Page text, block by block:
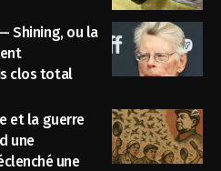
Shining, ou la
clos total
et la guerre
une
une